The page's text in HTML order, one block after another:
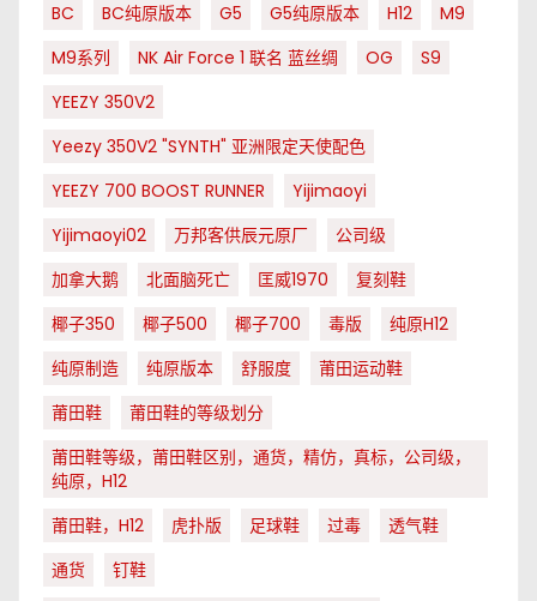
BC BC纯原版本 G5 G5纯原版本 H12
M9
M9系列
NK Air Force 1 联名 蓝丝绸 OG
S9
YEEZY 350V2
Yeezy 350V2 "SYNTH" 亚洲限定天使配色
YEEZY 700 BOOST RUNNER
Yijimaoyi
Yijimaoyi02
万邦客供辰元原厂
公司级
加拿大鹅
北面脑死亡 匡威1970
复刻鞋
椰子350
椰子500 椰子700 毒版
纯原H12
纯原制造
纯原版本 舒服度
莆田运动鞋
莆田鞋
莆田鞋的等级划分
莆田鞋等级，莆田鞋区别，通货，精仿，真标，公司级，
纯原，H12
莆田鞋，H12
虎扑版 足球鞋 过毒
透气鞋
通货
钉鞋